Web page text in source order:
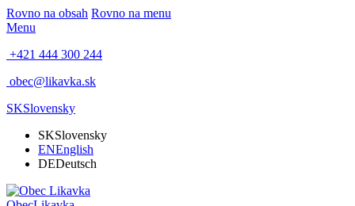
Rovno na obsah Rovno na menu
Menu
+421 444 300 244
obec@likavka.sk
SKSlovensky
SKSlovensky
ENEnglish
DEDeutsch